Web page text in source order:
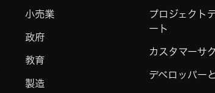
小売業
政府
教育
製造
プロジェクト
ート
カスタマーサ
デベロッパー